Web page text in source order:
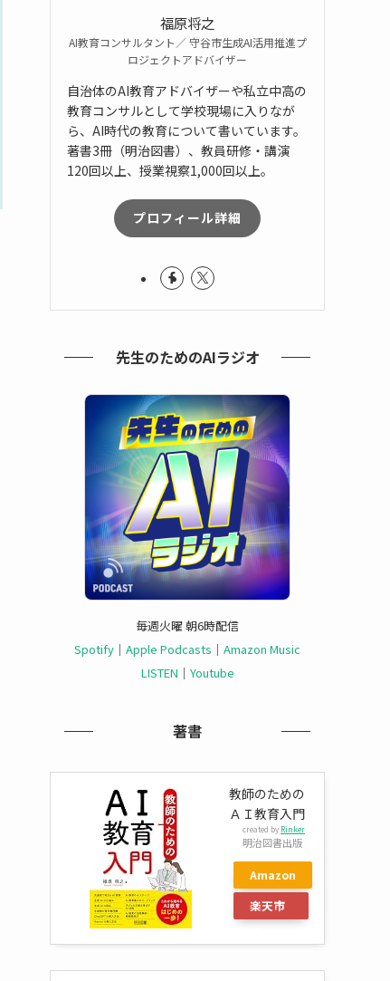
福原将之
AI教育コンサルタント／ 守谷市生成AI活用推進プ
ロジェクトアドバイザー
自治体のAI教育アドバイザーや私立中高の
教育コンサルとして学校現場に入りなが
ら、AI時代の教育について書いています。
著書3冊（明治図書）、教員研修・講演
120回以上、授業視察1,000回以上。
プロフィール詳細
先生のためのAIラジオ
毎週火曜 朝6時配信
Spotify ｜ Apple Podcasts ｜ Amazon Music
LISTEN ｜ Youtube
著書
教師のための
ＡＩ教育入門
created by Rinker
明治図書出版
Amazon
楽天市